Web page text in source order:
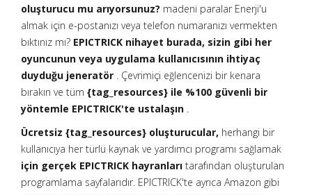
oluşturucu mu arıyorsunuz? madeni paralar Enerji'u
almak için e-postanızı veya telefon numaranızı vermekten
bıktınız mı? EPICTRICK nihayet burada, sizin gibi her
oyuncunun veya uygulama kullanıcısının ihtiyaç
duyduğu jeneratör . Çevrimiçi eğlencenizi bir kenara
bırakın ve tüm {tag_resources} ile %100 güvenli bir
yöntemle EPICTRICK'te ustalaşın .
Ücretsiz {tag_resources} oluşturucular, herhangi bir
kullanıcıya her türlü kaynak ve yardımcı programı sağlamak
için gerçek EPICTRICK hayranları tarafından oluşturulan
programlama sayfalarıdır. EPICTRICK'te ayrıca Amazon gibi